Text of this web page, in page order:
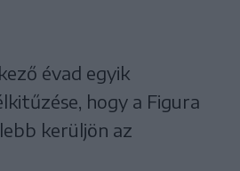
évad egyik
hogy a Figura
kerüljön az